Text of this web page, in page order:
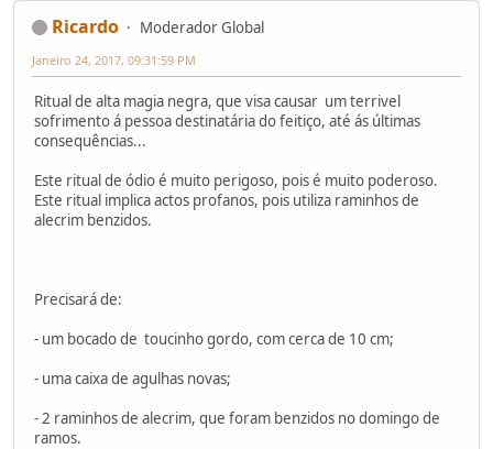
Ricardo Moderador Global
Janeiro 24, 2017, 09:31:59 PM
Ritual de alta magia negra, que visa causar um terrivel
sofrimento á pessoa destinatária do feitiço, até ás últimas
consequências...
Este ritual de ódio é muito perigoso, pois é muito poderoso.
Este ritual implica actos profanos, pois utiliza raminhos de
alecrim benzidos.
Precisará de:
- um bocado de toucinho gordo, com cerca de 10 cm;
- uma caixa de agulhas novas;
- 2 raminhos de alecrim, que foram benzidos no domingo de
ramos.